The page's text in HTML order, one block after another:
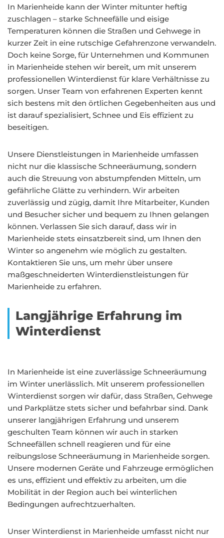
In Marienheide kann der Winter mitunter heftig
zuschlagen – starke Schneefälle und eisige
Temperaturen können die Straßen und Gehwege in
kurzer Zeit in eine rutschige Gefahrenzone verwandeln.
Doch keine Sorge, für Unternehmen und Kommunen
in Marienheide stehen wir bereit, um mit unserem
professionellen Winterdienst für klare Verhältnisse zu
sorgen. Unser Team von erfahrenen Experten kennt
sich bestens mit den örtlichen Gegebenheiten aus und
ist darauf spezialisiert, Schnee und Eis effizient zu
beseitigen.
Unsere Dienstleistungen in Marienheide umfassen
nicht nur die klassische Schneeräumung, sondern
auch die Streuung von abstumpfenden Mitteln, um
gefährliche Glätte zu verhindern. Wir arbeiten
zuverlässig und zügig, damit Ihre Mitarbeiter, Kunden
und Besucher sicher und bequem zu Ihnen gelangen
können. Verlassen Sie sich darauf, dass wir in
Marienheide stets einsatzbereit sind, um Ihnen den
Winter so angenehm wie möglich zu gestalten.
Kontaktieren Sie uns, um mehr über unsere
maßgeschneiderten Winterdienstleistungen für
Marienheide zu erfahren.
Langjährige Erfahrung im
Winterdienst
In Marienheide ist eine zuverlässige Schneeräumung
im Winter unerlässlich. Mit unserem professionellen
Winterdienst sorgen wir dafür, dass Straßen, Gehwege
und Parkplätze stets sicher und befahrbar sind. Dank
unserer langjährigen Erfahrung und unserem
geschulten Team können wir auch in starken
Schneefällen schnell reagieren und für eine
reibungslose Schneeräumung in Marienheide sorgen.
Unsere modernen Geräte und Fahrzeuge ermöglichen
es uns, effizient und effektiv zu arbeiten, um die
Mobilität in der Region auch bei winterlichen
Bedingungen aufrechtzuerhalten.
Unser Winterdienst in Marienheide umfasst nicht nur